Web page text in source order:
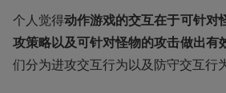
个人觉得动作游戏的交互在于可针对
攻策略以及可针对怪物的攻击做出有
们分为进攻交互行为以及防守交互行为